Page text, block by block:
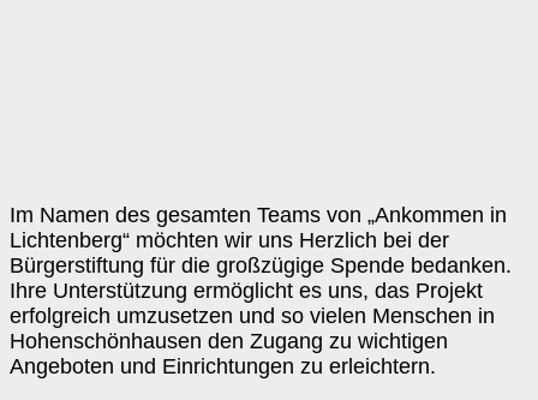
Im Namen des gesamten Teams von „Ankommen in
Lichtenberg“ möchten wir uns Herzlich bei der
Bürgerstiftung für die großzügige Spende bedanken.
Ihre Unterstützung ermöglicht es uns, das Projekt
erfolgreich umzusetzen und so vielen Menschen in
Hohenschönhausen den Zugang zu wichtigen
Angeboten und Einrichtungen zu erleichtern.